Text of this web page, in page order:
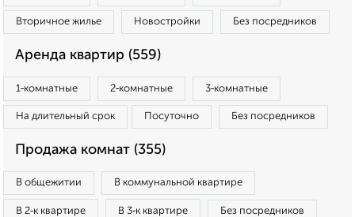
Вторичное жилье Новостройки Без посредников
Аренда квартир (559)
1‑комнатные 2‑комнатные 3‑комнатные
На длительный срок Посуточно Без посредников
Продажа комнат (355)
В общежитии В коммунальной квартире
В 2‑к квартире В 3‑к квартире Без посредников